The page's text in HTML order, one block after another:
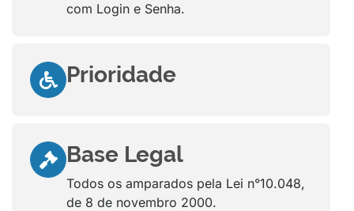
com Login e Senha.
Prioridade
Base Legal
Todos os amparados pela Lei n°10.048,
de 8 de novembro 2000.